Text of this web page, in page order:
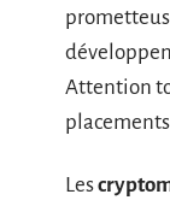
Attention
Les